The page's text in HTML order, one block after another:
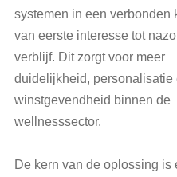
systemen in een verbonden
van eerste interesse tot
verblijf. Dit zorgt voor meer
duidelijkheid, personalisatie
winstgevendheid binnen de
wellnesssector.
De kern van de oplossing is